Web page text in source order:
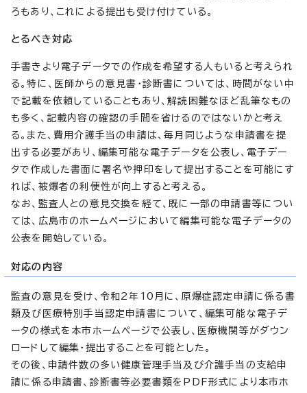
ろもあり、これによる提出も受け付けている。
とるべき対応
手書きより電子データでの作成を希望する人もいると考えられ
る。特に、医師からの意見書・診断書については、時間がない中
で記載を依頼していることもあり、解読困難なほど乱筆なもの
も多く、記載内容の確認の手間を省けるのではないかと考え
る。また、費用介護手当の申請は、毎月同じような申請書を提
出する必要があり、編集可能な電子データを公表し、電子デー
タで作成した書面に署名や押印をして提出することを可能にす
れば、被爆者の利便性が向上すると考える。
なお、監査人との意見交換を経て、既に一部の申請書等につい
ては、広島市のホームページにおいて編集可能な電子データの
公表を開始している。
対応の内容
監査の意見を受け、令和2年10月に、原爆症認定申請に係る書
類及び医療特別手当認定申請書について、編集可能な電子デ
ータの様式を本市ホームページで公表し、医療機関等がダウン
ロードして編集・提出することを可能とした。
その後、申請件数の多い健康管理手当及び介護手当の支給申
請に係る申請書、診断書等必要書類をPDF形式により本市ホ